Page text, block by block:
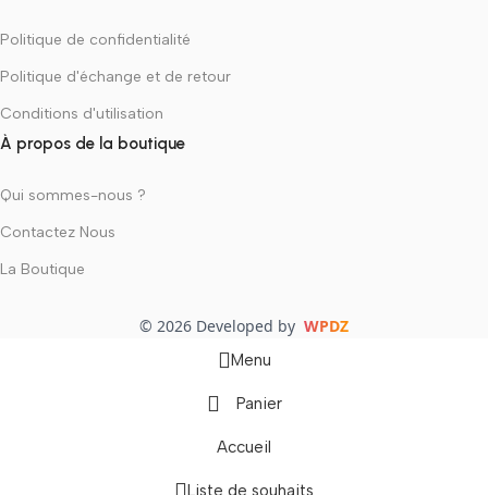
Politique de confidentialité
Politique d'échange et de retour
Conditions d'utilisation
À propos de la boutique
Qui sommes-nous ?
Contactez Nous
La Boutique
© 2026 Developed by WPDZ
Menu
Panier
Accueil
Liste de souhaits